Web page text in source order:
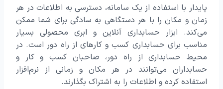
پایدار با استفاده از یک سامانه، دسترسی به اطلاعات در هر
زمان و مکان را با هر دستگاهی به سادگی برای شما ممکن
می‌کند. ابزار حسابداری آنلاین و ابری محصولی بسیار
مناسب برای حسابداری کسب و کارهای از راه دور است. در
محیط حسابداری از راه دور، صاحبان کسب و کار و
حسابداران می‌توانند در هر مکان و زمانی از نرم‌افزار
استفاده کرده و اطلاعات را به اشتراک بگذارند.